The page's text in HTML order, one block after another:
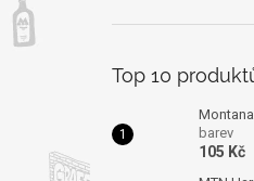
Top 10
barev
105 Kč